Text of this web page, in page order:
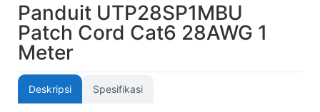
Panduit UTP28SP1MBU
Patch Cord Cat6 28AWG 1
Meter
Deskripsi Spesifikasi